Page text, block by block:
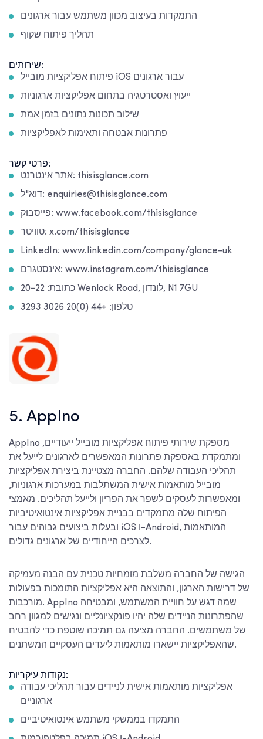
התמקדות בעיצוב מכוון משתמש עבור ארגונים
תהליך פיתוח שקוף
שירותים:
פיתוח אפליקציות מובייל iOS עבור ארגונים
ייעוץ ואסטרטגיה בתחום אפליקציות ארגוניות
שילוב תכונות נתונים בזמן אמת
פתרונות אבטחה ותאימות לאפליקציות
פרטי קשר:
אתר אינטרנט: thisisglance.com
דוא"ל: enquiries@thisisglance.com
פייסבוק: www.facebook.com/thisisglance
טוויטר: x.com/thisisglance
LinkedIn: www.linkedin.com/company/glance-uk
אינסטגרם: www.instagram.com/thisisglance
כתובת: 20-22 Wenlock Road, לונדון, N1 7GU
טלפון: +44 (0)20 3026 3293
5. AppIno
AppIno מספקת שירותי פיתוח אפליקציות מובייל ייעודיים,
ומתמקדת באספקת פתרונות המאפשרים לארגונים לייעל את
תהליכי העבודה שלהם. החברה מצטיינת ביצירת אפליקציות
מובייל מותאמות אישית המשתלבות במערכות ארגוניות,
ומאפשרות לעסקים לשפר את הפריון ולייעל תהליכים. מאמצי
הפיתוח שלה מתמקדים בבניית אפליקציות אינטואיטיביות
ובעלות ביצועים גבוהים עבור iOS ו-Android, המותאמות
לצרכים הייחודיים של ארגונים גדולים.
הגישה של החברה משלבת מומחיות טכנית עם הבנה מעמיקה
של דרישות הארגון, והתוצאה היא אפליקציות התומכות בפעולות
מורכבות. AppIno שמה דגש על חוויית המשתמש, ומבטיחה
שהפתרונות הניידים שלה יהיו פונקציונליים ונגישים למגוון רחב
של משתמשים. החברה מציעה גם תמיכה שוטפת כדי להבטיח
שהאפליקציות יישארו מותאמות ליעדים העסקיים המשתנים.
נקודות עיקריות:
אפליקציות מותאמות אישית לניידים עבור תהליכי עבודה
ארגוניים
התמקדו בממשקי משתמש אינטואיטיביים